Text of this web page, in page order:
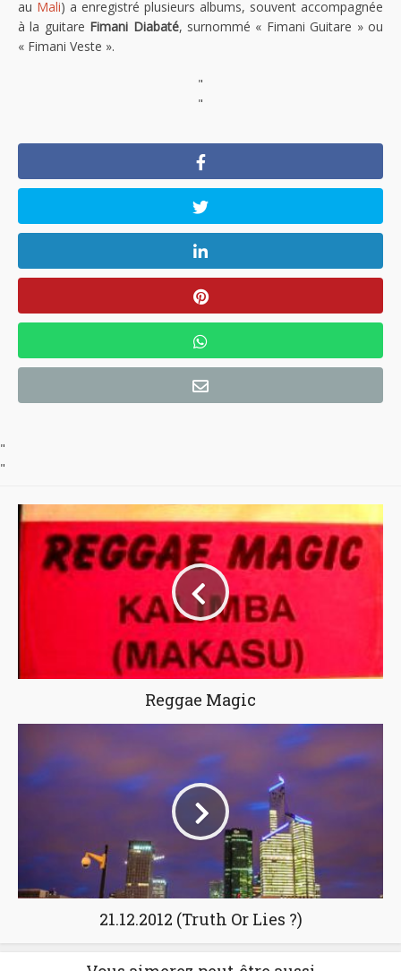
au Mali) a enregistré plusieurs albums, souvent accompagnée
à la guitare Fimani Diabaté, surnommé « Fimani Guitare » ou
« Fimani Veste ».
"
"
"
"
Reggae Magic
21.12.2012 (Truth Or Lies ?)